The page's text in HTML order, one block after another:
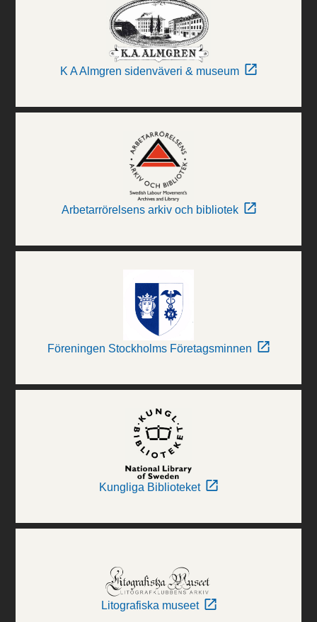
K A Almgren sidenväveri & museum
Arbetarrörelsens arkiv och bibliotek
Föreningen Stockholms Företagsminnen
Kungliga Biblioteket
Litografiska museet